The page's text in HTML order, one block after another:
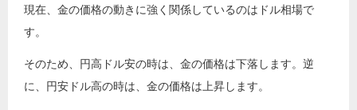
現在、金の価格の動きに強く関係しているのはドル相場で
す。
そのため、円高ドル安の時は、金の価格は下落します。逆
に、円安ドル高の時は、金の価格は上昇します。